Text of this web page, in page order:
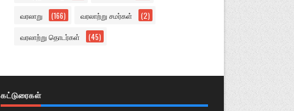
வரலாறு (166) வரலாற்று சமர்கள் (2)
வரலாற்று தொடர்கள் (45)
கட்டுரைகள்